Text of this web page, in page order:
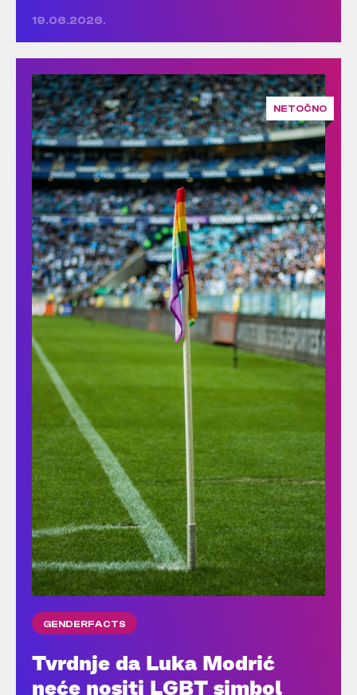
19.06.2026.
NETOČNO
GENDERFACTS
Tvrdnje da Luka Modrić
neće nositi LGBT simbol